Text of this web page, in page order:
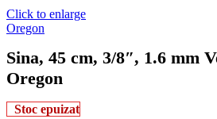
Click to enlarge
Oregon
Sina, 45 cm, 3/8″, 1.6 mm
Oregon
Stoc epuizat